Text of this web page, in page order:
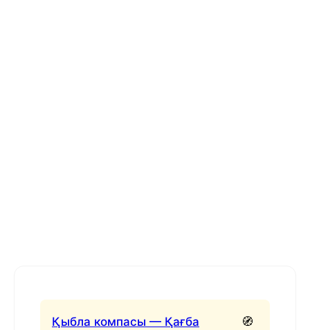
Қыбла компасы — Қағба
🧭